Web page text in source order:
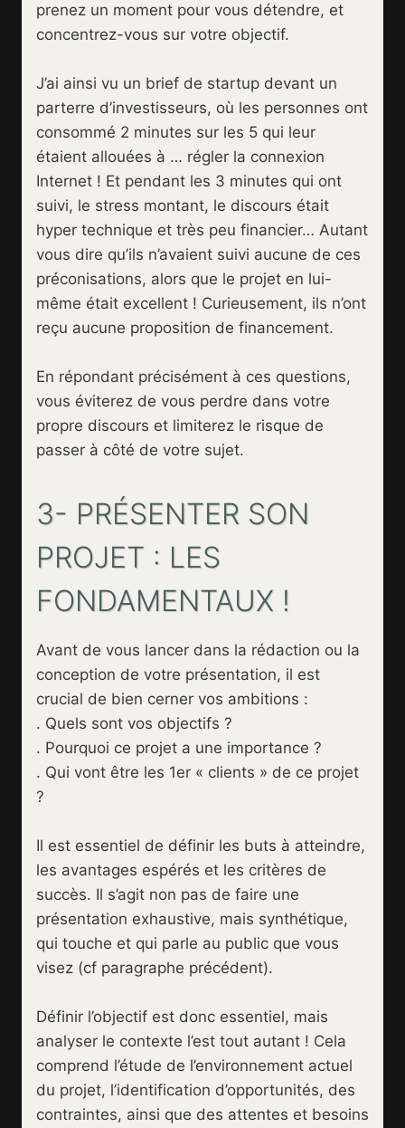
prenez un moment pour vous détendre, et
concentrez-vous sur votre objectif.
J’ai ainsi vu un brief de startup devant un
parterre d’investisseurs, où les personnes ont
consommé 2 minutes sur les 5 qui leur
étaient allouées à … régler la connexion
Internet ! Et pendant les 3 minutes qui ont
suivi, le stress montant, le discours était
hyper technique et très peu financier… Autant
vous dire qu’ils n’avaient suivi aucune de ces
préconisations, alors que le projet en lui-
même était excellent ! Curieusement, ils n’ont
reçu aucune proposition de financement.
En répondant précisément à ces questions,
vous éviterez de vous perdre dans votre
propre discours et limiterez le risque de
passer à côté de votre sujet.
3- PRÉSENTER SON
PROJET : LES
FONDAMENTAUX !
Avant de vous lancer dans la rédaction ou la
conception de votre présentation, il est
crucial de bien cerner vos ambitions :
. Quels sont vos objectifs ?
. Pourquoi ce projet a une importance ?
. Qui vont être les 1er « clients » de ce projet
?
Il est essentiel de définir les buts à atteindre,
les avantages espérés et les critères de
succès. Il s’agit non pas de faire une
présentation exhaustive, mais synthétique,
qui touche et qui parle au public que vous
visez (cf paragraphe précédent).
Définir l’objectif est donc essentiel, mais
analyser le contexte l’est tout autant ! Cela
comprend l’étude de l’environnement actuel
du projet, l’identification d’opportunités, des
contraintes, ainsi que des attentes et besoins